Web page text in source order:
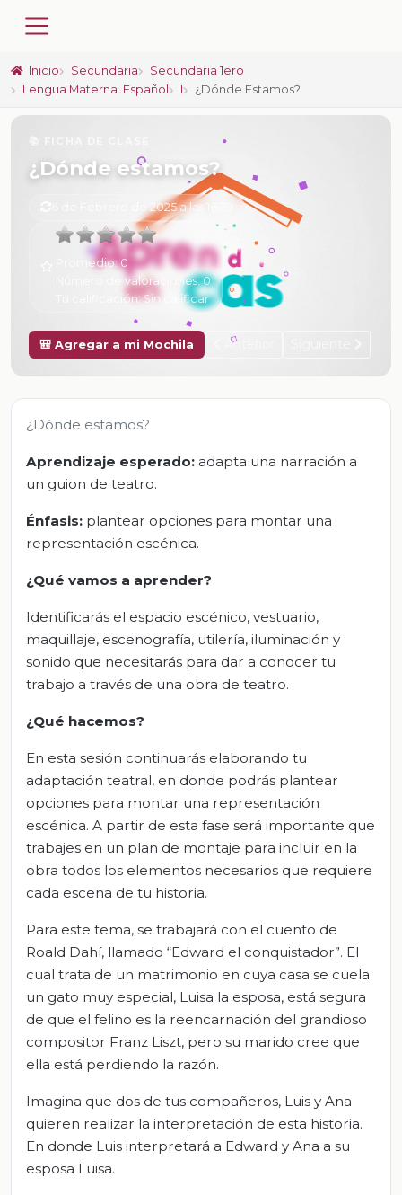
Inicio Secundaria
Secundaria 1ero
Lengua Materna. Español
I ¿Dónde Estamos?
¿Dónde estamos?
6 de Febrero de 2025 a las 16:39
Promedio:0
Número de valoraciones:0
Tu calificación:Sin calificar
🎒 Agregar a mi Mochila Anterior
¿Dónde estamos?
Aprendizaje esperado: adapta una narración a
un guion de teatro.
Énfasis: plantear opciones para montar una
representación escénica.
¿Qué vamos a aprender?
Identificarás el espacio escénico, vestuario,
maquillaje, escenografía, utilería, iluminación y
sonido que necesitarás para dar a conocer tu
trabajo a través de una obra de teatro.
¿Qué hacemos?
En esta sesión continuarás elaborando tu
adaptación teatral, en donde podrás plantear
opciones para montar una representación
escénica. A partir de esta fase será importante que
trabajes en un plan de montaje para incluir en la
obra todos los elementos necesarios que requiere
cada escena de tu historia.
Para este tema, se trabajará con el cuento de
Roald Dahí, llamado “Edward el conquistador”. El
cual trata de un matrimonio en cuya casa se cuela
un gato muy especial, Luisa la esposa, está segura
de que el felino es la reencarnación del grandioso
compositor Franz Liszt, pero su marido cree que
ella está perdiendo la razón.
Imagina que dos de tus compañeros, Luis y Ana
quieren realizar la interpretación de esta historia.
En donde Luis interpretará a Edward y Ana a su
esposa Luisa.